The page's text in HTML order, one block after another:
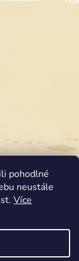
pohodlné
neustále
Více